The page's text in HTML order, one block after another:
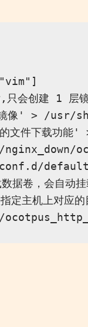
会创建 1 层镜
镜像' > /
文件下载功
据卷，会自动
定主机上对应